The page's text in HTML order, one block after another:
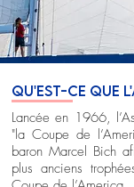
QU'EST-CE QUE
Lancée en 1966,
"la Coupe de
baron Marcel Bich
plus anciens